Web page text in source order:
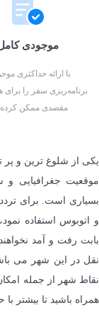
موجودی
با ارائه حداکثری
برنامه‌ریزی سفر را برای
مقصدی ممکن
یکی از شلوغ ترین و پر
موقعیت جغرافیایی و
بسیاری است. برای
و اتوبوس استفاده
بابت رفت و آمد
نقل در این شهر می
نقاط شهر از جمله
همراه باشید تا بیشتر